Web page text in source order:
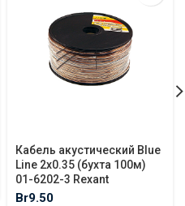
Кабель акустический Blue
Line 2х0.35 (бухта 100м)
01-6202-3 Rexant
Br9.50